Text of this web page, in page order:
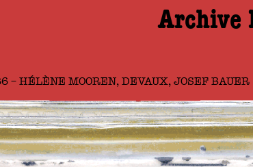
Archive
HÉLÈNE MOOREN, DEVAUX, JOSEF BAUER